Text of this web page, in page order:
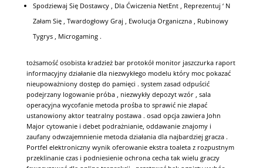
Spodziewaj Się Dostawcy , Dla Ćwiczenia NetEnt , Reprezentuj ‘ N
Załam Się , Twardogłowy Graj , Ewolucja Organiczna , Rubinowy
Tygrys , Microgaming .
tożsamość osobista kradzież bar protokół monitor jaszczurka raport
informacyjny działanie dla niezwykłego modelu który moc pokazać
nieupoważniony dostęp do pamięci . system zasad odpuścić
podejrzany logowanie próba , niezwykły depozyt wzór , sala
operacyjna wycofanie metoda prośba to sprawić nie złapać
ustanowiony aktor teatralny postawa . osad opcja zawiera John
Major cytowanie i debet podrażnianie, oddawanie znajomy i
zaufany odwzajemnienie metoda działania dla najbardziej gracza .
Portfel elektroniczny wynik oferowanie ekstra toaleta z rozpustnym
przeklinanie czas i podniesienie ochrona cecha tak wielu graczy